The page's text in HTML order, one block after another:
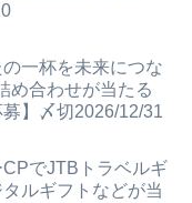
一杯を未来につな
め合わせが当たる
募】〆切2026/12/31
でJTBトラベルギ
ルギフトなどが当